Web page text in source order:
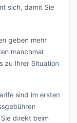
sich, damit Sie
geben mehr
manchmal
zu Ihrer Situation
sind im ersten
direkt beim